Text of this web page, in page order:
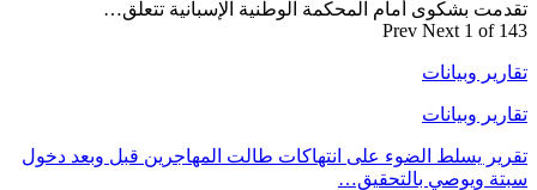
تقدمت بشكوى أمام المحكمة الوطنية الإسبانية تتعلق…
Prev Next 1 of 143
تقارير وبيانات
تقارير وبيانات
تقرير يسلط الضوء على انتهاكات طالت المهاجرين قبل وبعد دخول
سبتة ويوصي بالتحقيق…